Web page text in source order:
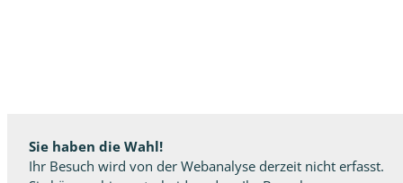
Sie haben die Wahl!
Ihr Besuch wird von der Webanalyse derzeit nicht erfasst.